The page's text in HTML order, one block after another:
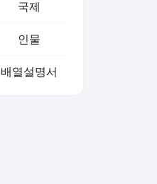
국제
인물
배열설명서